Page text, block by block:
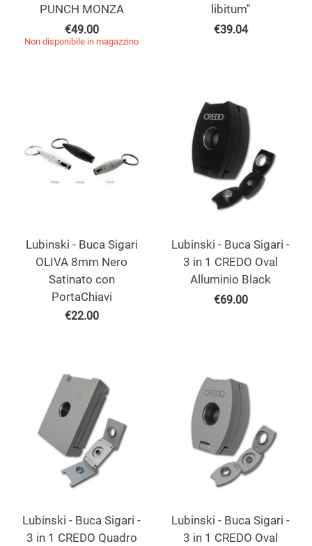
PUNCH MONZA
€49.00
Non disponibile in magazzino
libitum"
€39.04
Lubinski - Buca Sigari
OLIVA 8mm Nero
Satinato con
PortaChiavi
€22.00
Lubinski - Buca Sigari -
3 in 1 CREDO Oval
Alluminio Black
€69.00
Lubinski - Buca Sigari -
3 in 1 CREDO Quadro
Lubinski - Buca Sigari -
3 in 1 CREDO Oval